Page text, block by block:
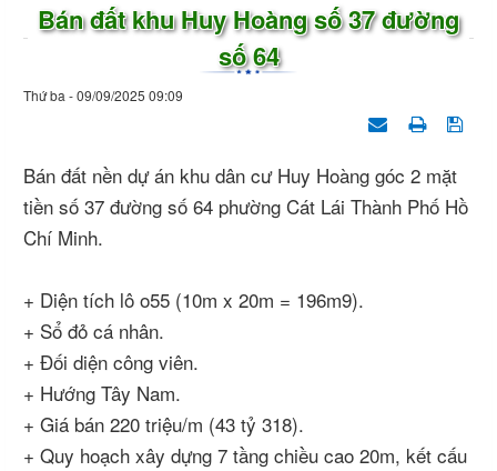
Bán đất khu Huy Hoàng số 37 đường
số 64
Thứ ba - 09/09/2025 09:09
Bán đất nền dự án khu dân cư Huy Hoàng góc 2 mặt
tiền số 37 đường số 64 phường Cát Lái Thành Phố Hồ
Chí Minh.
+ Diện tích lô o55 (10m x 20m = 196m9).
+ Sổ đỏ cá nhân.
+ Đối diện công viên.
+ Hướng Tây Nam.
+ Giá bán 220 triệu/m (43 tỷ 318).
+ Quy hoạch xây dựng 7 tầng chiều cao 20m, kết cấu